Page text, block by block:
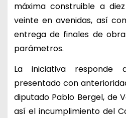
máxima construible a
veinte en avenidas, así
entrega de finales de
parámetros.
La iniciativa
presentado con
diputado Pablo Bergel, de
así el incumplimiento del